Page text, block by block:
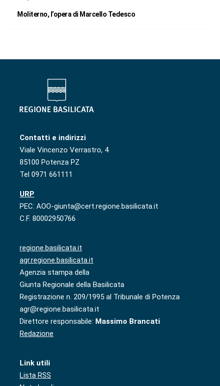
Moliterno, l’opera di Marcello Tedesco
Contatti e indirizzi
Viale Vincenzo Verrastro, 4
85100 Potenza PZ
Tel 0971 661111
URP
PEC: AOO-giunta@cert.regione.basilicata.it
C.F. 80002950766
regione.basilicata.it
agr.regione.basilicata.it
Agenzia stampa della
Giunta Regionale della Basilicata
Registrazione n. 209/1995 al Tribunale di Potenza
agr@regione.basilicata.it
Direttore responsabile: Massimo Brancati
Redazione
Link utili
Lista RSS